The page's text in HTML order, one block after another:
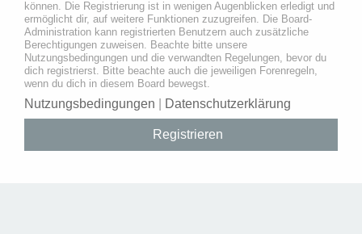
können. Die Registrierung ist in wenigen Augenblicken erledigt und
ermöglicht dir, auf weitere Funktionen zuzugreifen. Die Board-
Administration kann registrierten Benutzern auch zusätzliche
Berechtigungen zuweisen. Beachte bitte unsere
Nutzungsbedingungen und die verwandten Regelungen, bevor du
dich registrierst. Bitte beachte auch die jeweiligen Forenregeln,
wenn du dich in diesem Board bewegst.
Nutzungsbedingungen Datenschutzerklärung
Registrieren